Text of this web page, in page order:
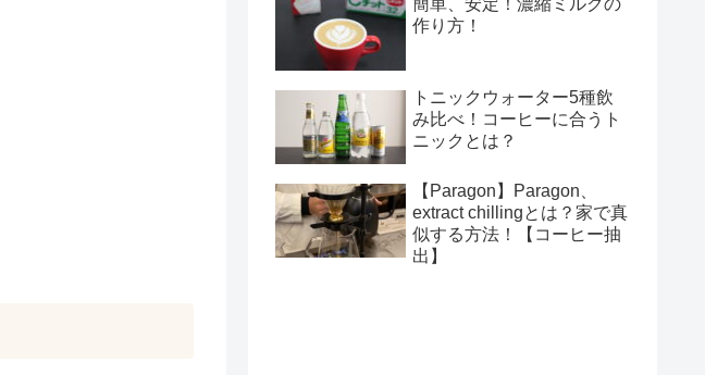
簡単、安定！濃縮ミルクの
作り方！
トニックウォーター5種飲
み比べ！コーヒーに合うト
ニックとは？
【Paragon】Paragon、
extract chillingとは？家で真
似する方法！【コーヒー抽
出】